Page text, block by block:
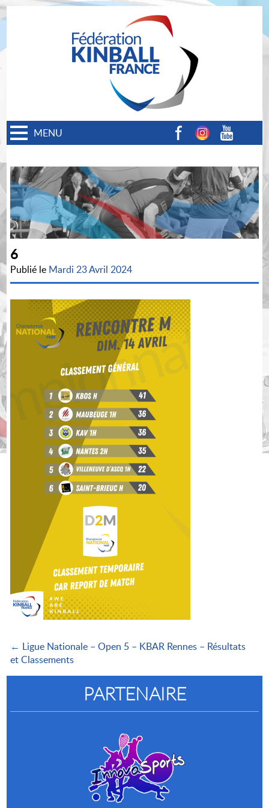
MENU
6
Publié le Mardi 23 Avril 2024
← Ligue Nationale – Open 5 – KBAR Rennes – Résultats
et Classements
PARTENAIRE